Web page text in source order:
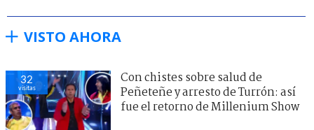
VISTO AHORA
32
visitas
Con chistes sobre salud de
Peñeteñe y arresto de Turrón: así
fue el retorno de Millenium Show